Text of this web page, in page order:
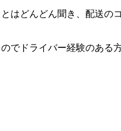
はどんどん聞き、配送の
でドライバー経験のある